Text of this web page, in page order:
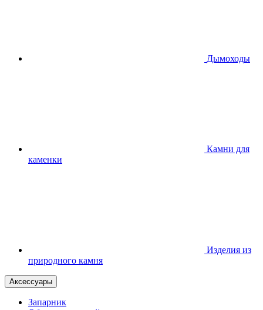
Дымоходы
Камни для
каменки
Изделия из
природного камня
Аксессуары
Запарник